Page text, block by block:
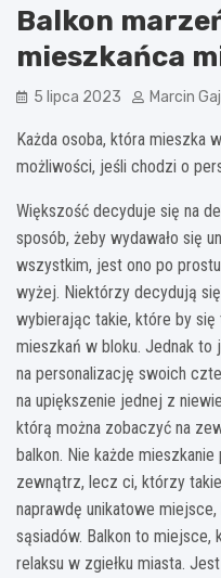
Balkon
mieszkańca
5 lipca 2023 Marcin
Każda osoba, która mieszka
możliwości, jeśli chodzi o
Większość decyduje się na
sposób, żeby wydawało się
wszystkim, jest ono po
wyżej. Niektórzy decydują
wybierając takie, które by
mieszkań w bloku. Jednak to
na personalizację swoich
na upiększenie jednej z
którą można zobaczyć na
balkon. Nie każde
zewnątrz, lecz ci, którzy
naprawdę unikatowe
sąsiadów. Balkon to
relaksu w zgiełku miasta.